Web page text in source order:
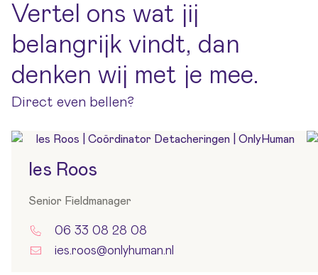
Vertel ons wat jij
belangrijk vindt, dan
denken wij met je mee.
Direct even bellen?
Ies Roos
Senior Fieldmanager
06 33 08 28 08
ies.roos@onlyhuman.nl